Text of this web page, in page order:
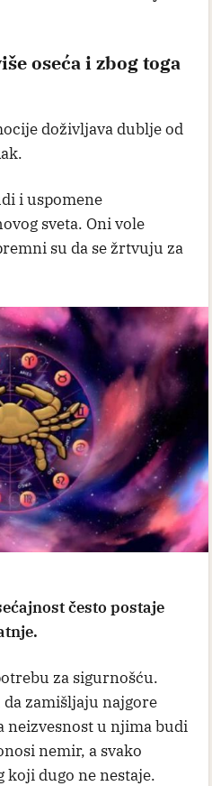
oseća i zbog toga
doživljava dublje od
i uspomene
sveta. Oni vole
su da se žrtvuju za
često postaje
za sigurnošću.
zamišljaju najgore
neizvesnost u njima budi
nemir, a svako
koji dugo ne nestaje.